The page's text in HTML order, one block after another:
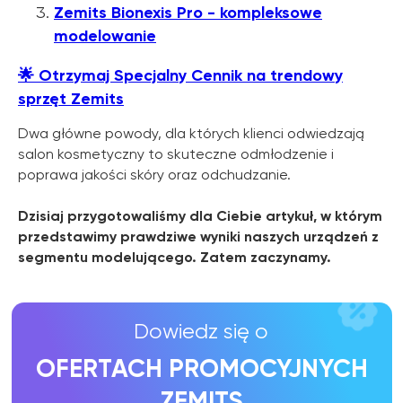
Zemits Bionexis Pro - kompleksowe
modelowanie
🌟 Otrzymaj Specjalny Cennik na trendowy
sprzęt Zemits
Dwa główne powody, dla których klienci odwiedzają
salon kosmetyczny to skuteczne odmłodzenie i
poprawa jakości skóry oraz odchudzanie.
Dzisiaj przygotowaliśmy dla Ciebie artykuł, w którym
przedstawimy prawdziwe wyniki naszych urządzeń z
segmentu modelującego. Zatem zaczynamy.
WIĘCEJ INFORMACJI
Dowiedz się o
OFERTACH PROMOCYJNYCH
ZEMITS